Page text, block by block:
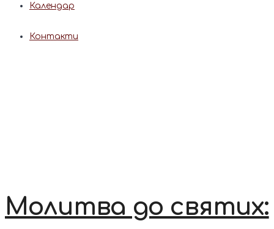
Календар
Контакти
Молитва до святих: